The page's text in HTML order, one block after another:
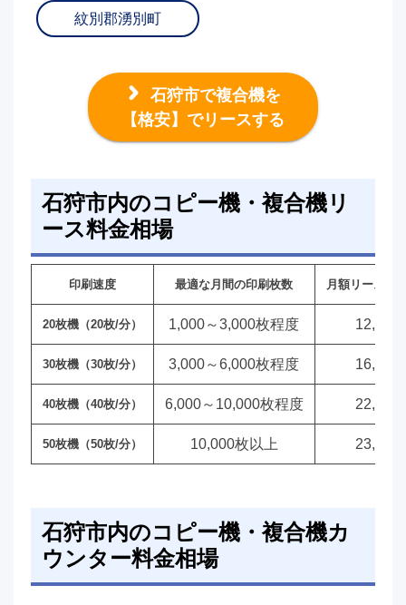
紋別郡湧別町
石狩市で複合機を
【格安】でリースする
石狩市内のコピー機・複合機リ
ース料金相場
印刷速度 最適な月間の印刷枚数 月額リース料
20枚機（20枚/分） 1,000～3,000枚程度 12,000
30枚機（30枚/分） 3,000～6,000枚程度 16,000
40枚機（40枚/分） 6,000～10,000枚程度 22,000
50枚機（50枚/分） 10,000枚以上 23,000
石狩市内のコピー機・複合機カ
ウンター料金相場